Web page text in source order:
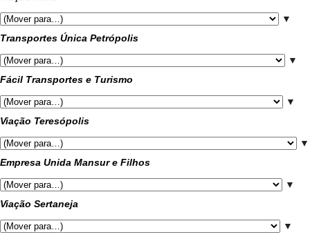
▼
Transportes Única Petrópolis
▼
Fácil Transportes e Turismo
▼
Viação Teresópolis
▼
Empresa Unida Mansur e Filhos
▼
Viação Sertaneja
▼